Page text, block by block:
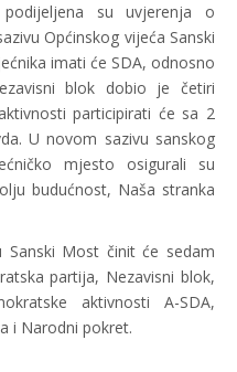
su uvjerenja o
Općinskog vijeća Sanski
imati će SDA, odnosno
blok dobio je četiri
participirati će sa 2
U novom sazivu sanskog
mjesto osigurali su
budućnost, Naša stranka
Sanski Most činit će sedam
partija, Nezavisni blok,
aktivnosti A-SDA,
i Narodni pokret.